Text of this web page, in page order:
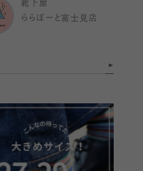
靴下屋
ららぽーと富士見店